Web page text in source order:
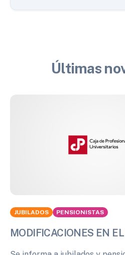
Últimas
JUBILADOS PENSIONISTAS
MODIFICACIONES EN